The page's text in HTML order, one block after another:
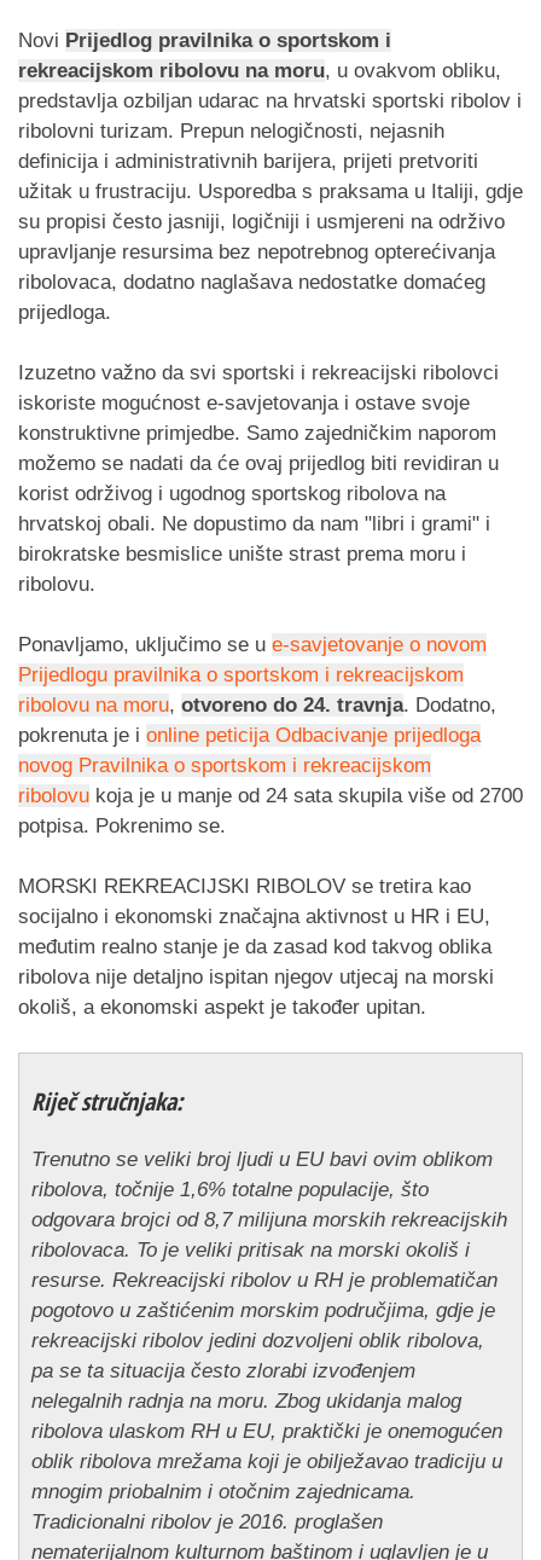
Novi Prijedlog pravilnika o sportskom i
rekreacijskom ribolovu na moru, u ovakvom obliku,
predstavlja ozbiljan udarac na hrvatski sportski ribolov i
ribolovni turizam. Prepun nelogičnosti, nejasnih
definicija i administrativnih barijera, prijeti pretvoriti
užitak u frustraciju. Usporedba s praksama u Italiji, gdje
su propisi često jasniji, logičniji i usmjereni na održivo
upravljanje resursima bez nepotrebnog opterećivanja
ribolovaca, dodatno naglašava nedostatke domaćeg
prijedloga.
Izuzetno važno da svi sportski i rekreacijski ribolovci
iskoriste mogućnost e-savjetovanja i ostave svoje
konstruktivne primjedbe. Samo zajedničkim naporom
možemo se nadati da će ovaj prijedlog biti revidiran u
korist održivog i ugodnog sportskog ribolova na
hrvatskoj obali. Ne dopustimo da nam "libri i grami" i
birokratske besmislice unište strast prema moru i
ribolovu.
Ponavljamo, uključimo se u e-savjetovanje o novom
Prijedlogu pravilnika o sportskom i rekreacijskom
ribolovu na moru, otvoreno do 24. travnja. Dodatno,
pokrenuta je i online peticija Odbacivanje prijedloga
novog Pravilnika o sportskom i rekreacijskom
ribolovu koja je u manje od 24 sata skupila više od 2700
potpisa. Pokrenimo se.
MORSKI REKREACIJSKI RIBOLOV se tretira kao
socijalno i ekonomski značajna aktivnost u HR i EU,
međutim realno stanje je da zasad kod takvog oblika
ribolova nije detaljno ispitan njegov utjecaj na morski
okoliš, a ekonomski aspekt je također upitan.
Riječ stručnjaka:
Trenutno se veliki broj ljudi u EU bavi ovim oblikom
ribolova, točnije 1,6% totalne populacije, što
odgovara brojci od 8,7 milijuna morskih rekreacijskih
ribolovaca. To je veliki pritisak na morski okoliš i
resurse. Rekreacijski ribolov u RH je problematičan
pogotovo u zaštićenim morskim područjima, gdje je
rekreacijski ribolov jedini dozvoljeni oblik ribolova,
pa se ta situacija često zlorabi izvođenjem
nelegalnih radnja na moru. Zbog ukidanja malog
ribolova ulaskom RH u EU, praktički je onemogućen
oblik ribolova mrežama koji je obilježavao tradiciju u
mnogim priobalnim i otočnim zajednicama.
Tradicionalni ribolov je 2016. proglašen
nematerijalnom kulturnom baštinom i uglavljen je u